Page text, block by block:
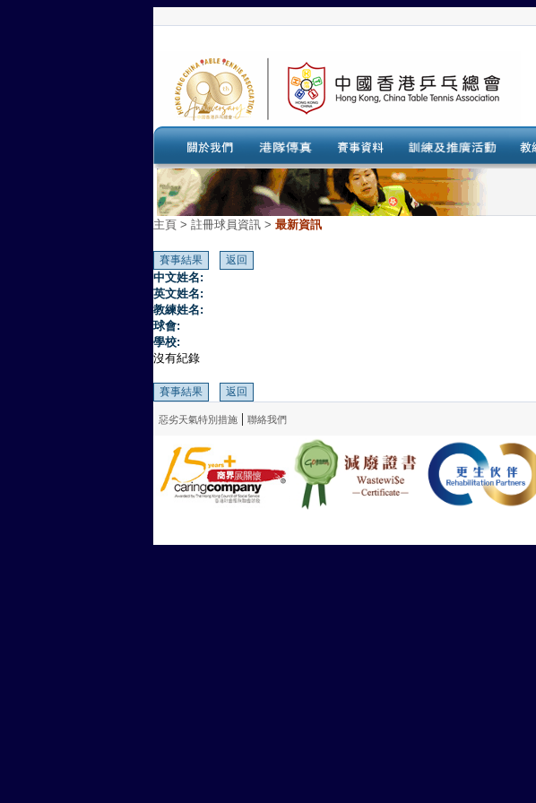
主頁 > 註冊球員資訊 > 最新資訊
中文姓名:
英文姓名:
教練姓名:
球會:
學校:
沒有紀錄